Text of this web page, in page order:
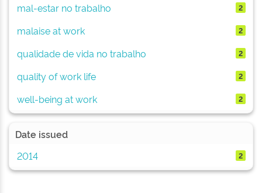
mal-estar no trabalho 2
malaise at work 2
qualidade de vida no trabalho 2
quality of work life 2
well-being at work 2
Date issued
2014
2